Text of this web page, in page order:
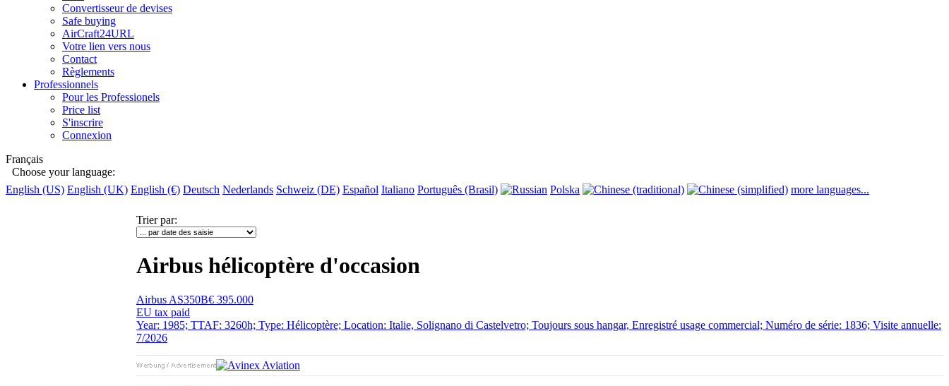
Convertisseur de devises
Safe buying
AirCraft24URL
Votre lien vers nous
Contact
Règlements
Professionnels
Pour les Professionels
Price list
S'inscrire
Connexion
Français
Choose your language:
English (US) English (UK) English (€) Deutsch Nederlands Schweiz (DE) Español Italiano Português (Brasil) Polska more languages...
Trier par:
Airbus hélicoptère d'occasion
Airbus AS350B€ 395.000
EU tax paid
Year: 1985; TTAF: 3260h; Type: Hélicoptère; Location: Italie, Solignano di Castelvetro; Toujours sous hangar, Enregistré usage commercial; Numéro de série: 1836; Visite annuelle:
7/2026